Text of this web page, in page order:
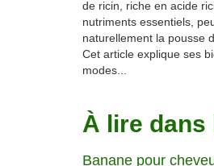
de ricin, riche en acide
nutriments essentiels,
naturellement la pousse
Cet article explique ses
modes...
À lire dans